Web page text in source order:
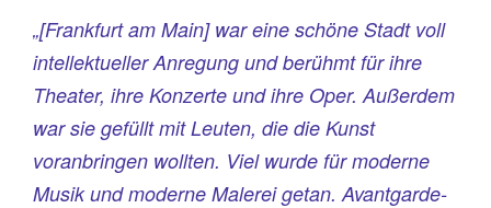
„[Frankfurt am Main] war eine schöne Stadt voll
intellektueller Anregung und berühmt für ihre
Theater, ihre Konzerte und ihre Oper. Außerdem
war sie gefüllt mit Leuten, die die Kunst
voranbringen wollten. Viel wurde für moderne
Musik und moderne Malerei getan. Avantgarde-